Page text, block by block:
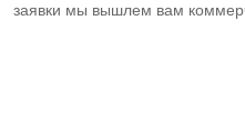
заявки мы вышлем вам